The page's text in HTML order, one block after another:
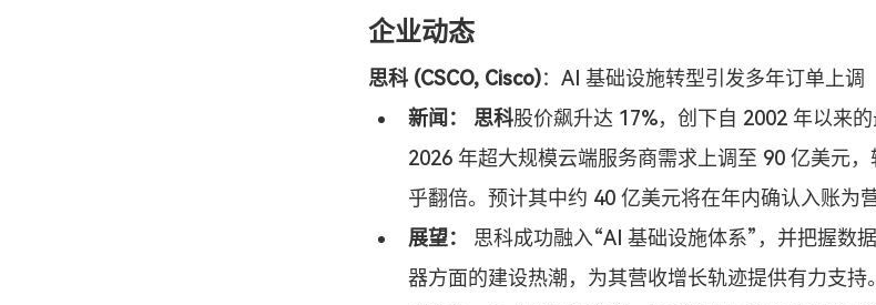
企业动态
思科 (CSCO, Cisco)：AI 基础设施转型引发多年订单上调
新闻：
思科股价飙升达 17%，创下自 2002 年以来
2026 年超大规模云端服务商需求上调至 90 亿美元
乎翻倍。预计其中约 40 亿美元将在年内确认入账为营
展望：
思科成功融入“AI 基础设施体系”，并把握数
器方面的建设热潮，为其营收增长轨迹提供有力支